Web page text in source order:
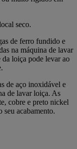
seco.
de ferro fundido e
na máquina de lavar
loiça pode levar ao
de aço inoxidável e
de lavar loiça. As
cobre e preto nickel
seu acabamento.